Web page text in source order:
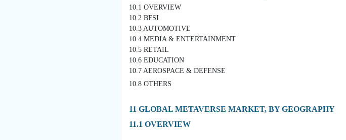
10.1 OVERVIEW
10.2 BFSI
10.3 AUTOMOTIVE
10.4 MEDIA & ENTERTAINMENT
10.5 RETAIL
10.6 EDUCATION
10.7 AEROSPACE & DEFENSE
10.8 OTHERS
11 GLOBAL METAVERSE MARKET, BY GEOGRAPHY
11.1 OVERVIEW